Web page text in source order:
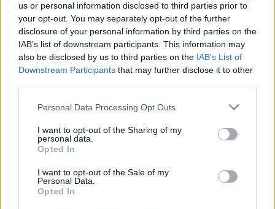
us or personal information disclosed to third parties prior to
your opt-out. You may separately opt-out of the further
disclosure of your personal information by third parties on the
IAB’s list of downstream participants. This information may
also be disclosed by us to third parties on the IAB’s List of
Downstream Participants that may further disclose it to other
Please note that this website/app uses one or more Google
not limited to your visit or usage behaviour. You may click to
grant or deny consent to Google and its third-party tags to
use your data for below specified purposes in below Google
consent section.
Personal Data Processing Opt Outs
I want to opt-out of the Sharing of my
personal data.
Opted In
I want to opt-out of the Sale of my
Personal Data.
Opted In
Ορμούζ: «Ναι» από Ιράν και Ομάν, αλλά όχι
άνοιγμα – Οι τρεις όροι προς τις ΗΠΑ
6/08/2026 - 8:23μμ